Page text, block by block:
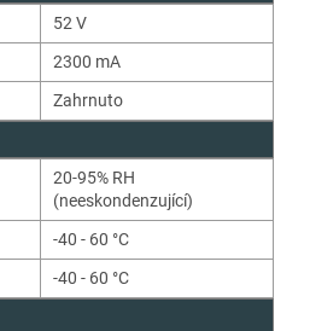
52V
2300 mA
Zahrnuto
20-95% RH
(neeskondenzující)
-40 - 60 °C
-40 - 60 °C